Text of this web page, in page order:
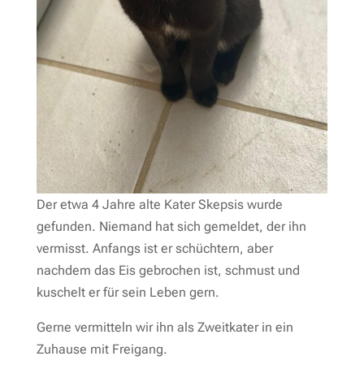
Der etwa 4 Jahre alte Kater Skepsis wurde
gefunden. Niemand hat sich gemeldet, der ihn
vermisst. Anfangs ist er schüchtern, aber
nachdem das Eis gebrochen ist, schmust und
kuschelt er für sein Leben gern.
Gerne vermitteln wir ihn als Zweitkater in ein
Zuhause mit Freigang.